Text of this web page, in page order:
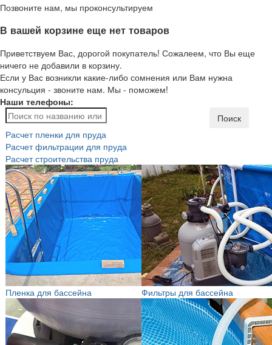
Позвоните нам, мы проконсультируем
В вашей корзине еще нет товаров
Приветствуем Вас, дорогой покупатель! Сожалеем, что Вы еще
ничего не добавили в корзину.
Если у Вас возникли какие-либо сомнения или Вам нужна
консульция - звоните нам. Мы - поможем!
Наши телефоны:
Поиск
Расчет пленки для пруда
Расчет фильтрации для пруда
Расчет строительства пруда
Пленка для бассейна Фильтры для бассейна